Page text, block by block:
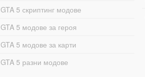
GTA 5 скриптинг модове
GTA 5 модове за героя
GTA 5 модове за карти
GTA 5 разни модове